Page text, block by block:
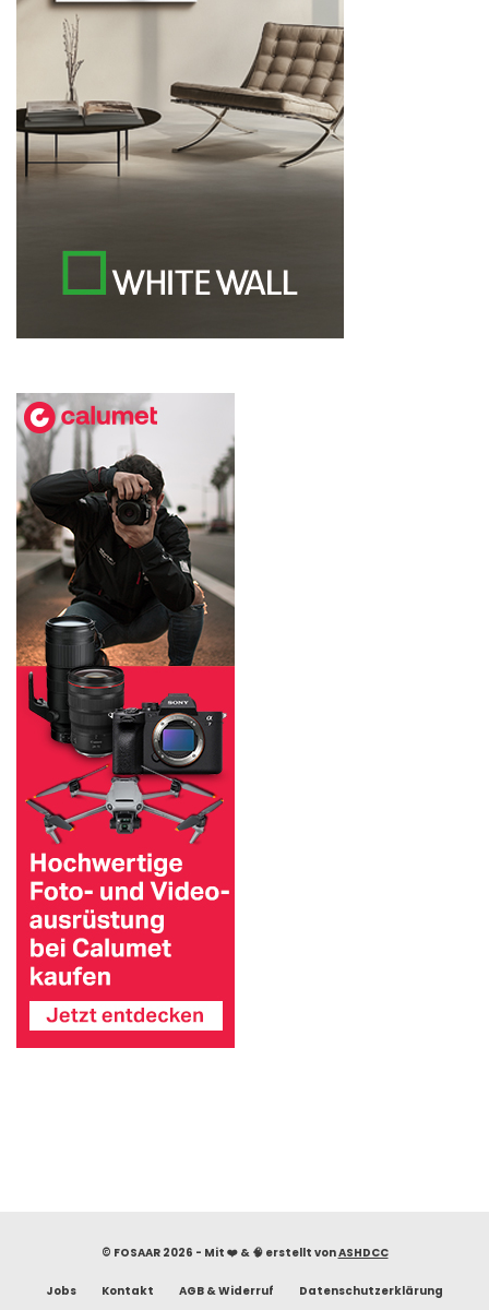
© FOSAAR 2026 - Mit ❤️ & 🧠 erstellt vonASHDCC
Jobs Kontakt AGB & Widerruf Datenschutzerklärung